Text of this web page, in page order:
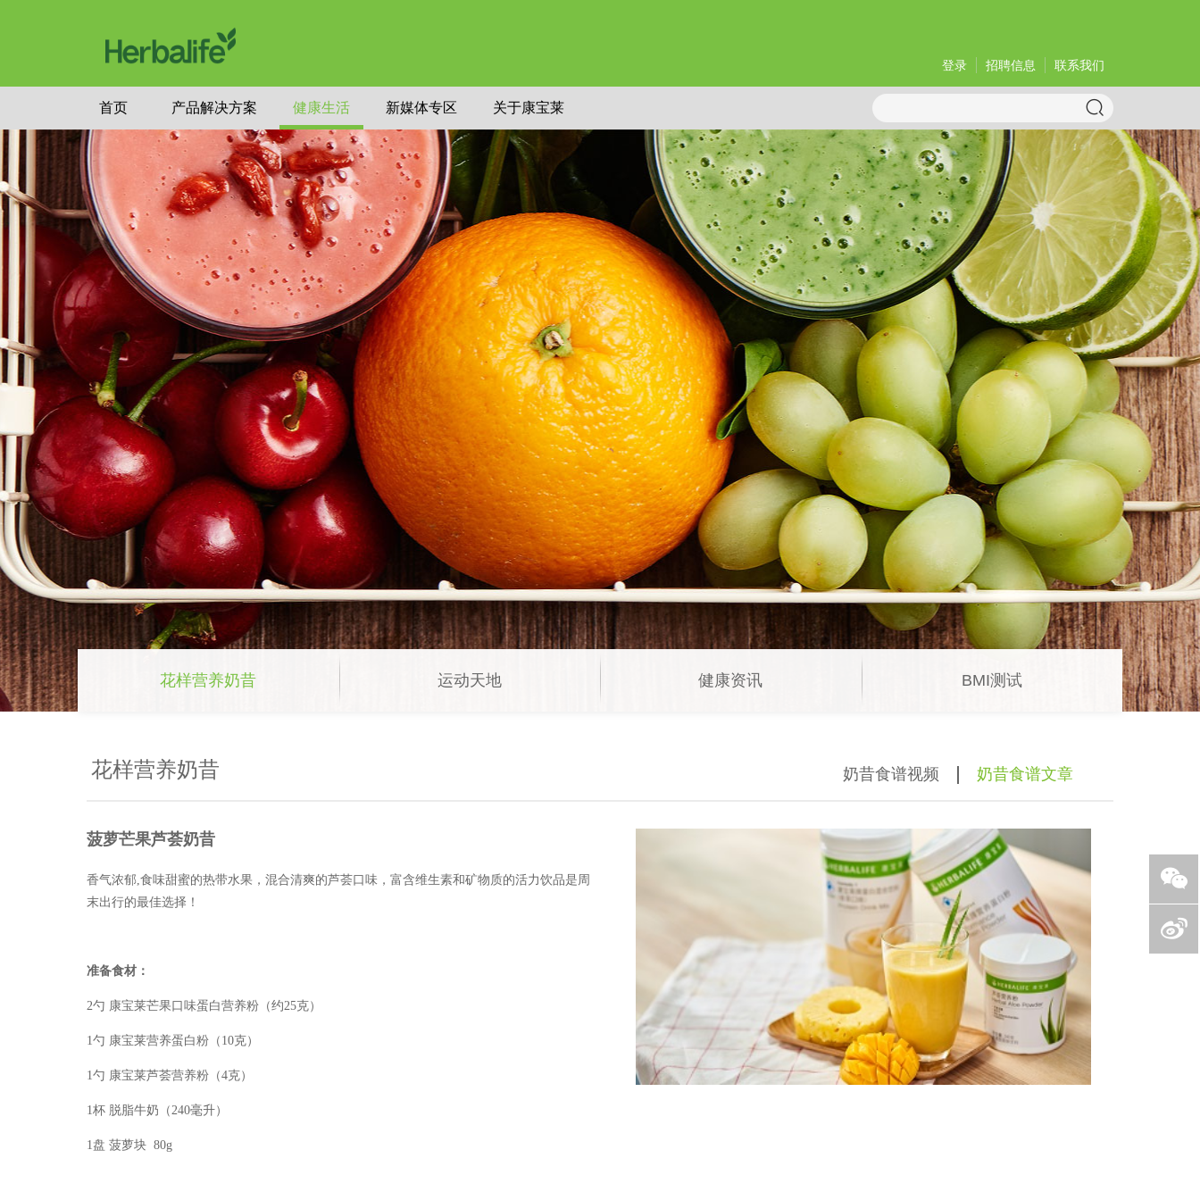
登录 招聘信息 联系我们
首页 产品解决方案 健康生活 新媒体专区 关于康宝莱
花样营养奶昔 运动天地 健康资讯 BMI测试
花样营养奶昔 奶昔食谱视频 奶昔食谱文章
菠萝芒果芦荟奶昔
香气浓郁,食味甜蜜的热带水果，混合清爽的芦荟口味，富含维生素和矿物质的活力饮品是周
末出行的最佳选择！
准备食材：
2勺 康宝莱芒果口味蛋白营养粉（约25克）
1勺 康宝莱营养蛋白粉（10克）
1勺 康宝莱芦荟营养粉（4克）
1杯 脱脂牛奶（240毫升）
1盘 菠萝块 80g